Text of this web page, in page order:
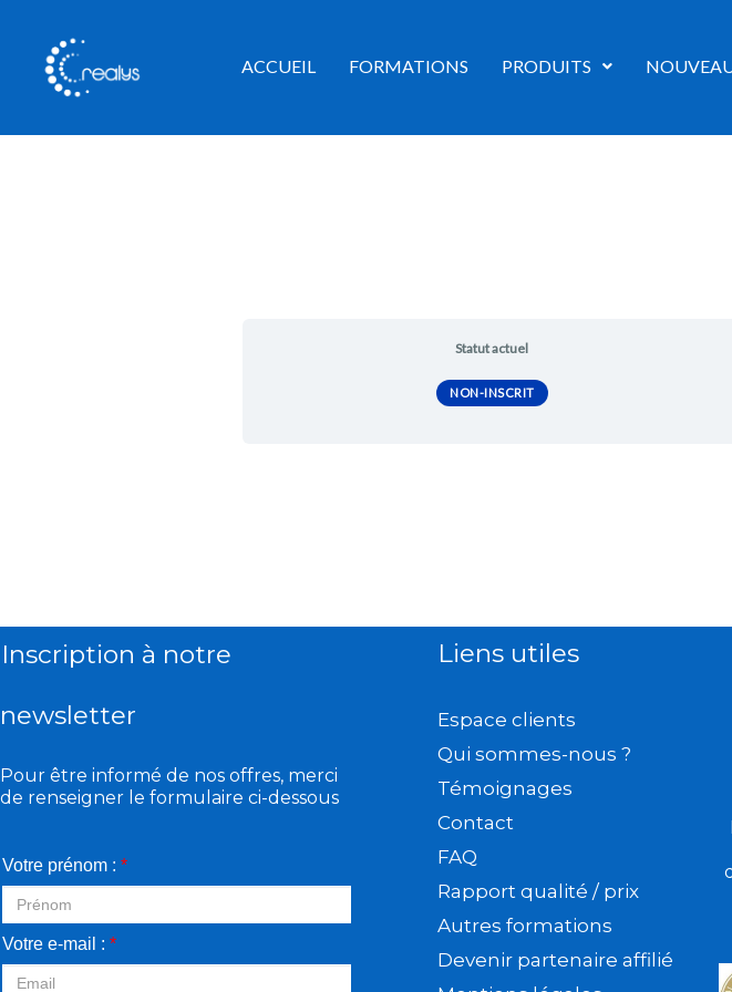
contenu
ACCUEIL FORMATIONS PRODUITS
Statut actuel
NON-INSCRIT
Inscription à notre
newsletter
Pour être informé de nos offres, merci
de renseigner le formulaire ci-dessous
Votre prénom : *
Votre e-mail : *
Liens utiles
Espace clients
Qui sommes-nous ?
Témoignages
Contact
FAQ
Rapport qualité / prix
Autres formations
Devenir partenaire affilié